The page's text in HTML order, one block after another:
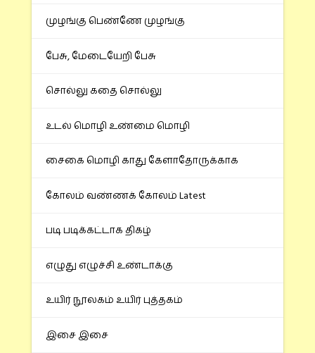
முழங்கு பெண்ணே முழங்கு
பேசு, மேடையேறி பேசு
சொல்லு கதை சொல்லு
உடல் மொழி உண்மை மொழி
சைகை மொழி காது கேளாதோருக்காக
கோலம் வண்ணக் கோலம் Latest
படி படிக்கட்டாக திகழ்
எழுது எழுச்சி உண்டாக்கு
உயிர் நூலகம் உயிர் புத்தகம்
இசை இசை